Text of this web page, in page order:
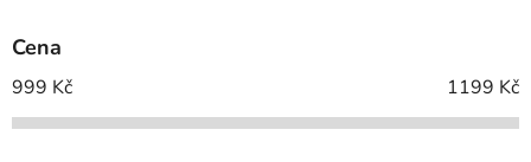
p
r
o
d
Cena
999 Kč 1199 Kč